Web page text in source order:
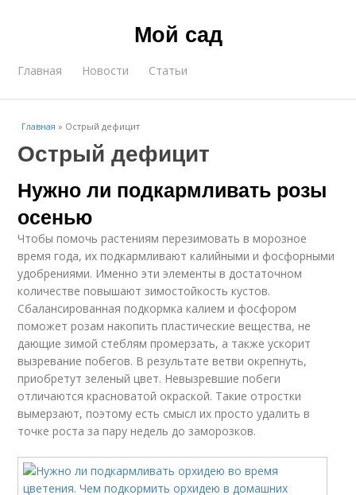
Мой сад
Главная Новости Статьи
Главная » Острый дефицит
Острый дефицит
Нужно ли подкармливать розы
осенью
Чтобы помочь растениям перезимовать в морозное
время года, их подкармливают калийными и фосфорными
удобрениями. Именно эти элементы в достаточном
количестве повышают зимостойкость кустов.
Сбалансированная подкормка калием и фосфором
поможет розам накопить пластические вещества, не
дающие зимой стеблям промерзать, а также ускорит
вызревание побегов. В результате ветви окрепнуть,
приобретут зеленый цвет. Невызревшие побеги
отличаются красноватой окраской. Такие отростки
вымерзают, поэтому есть смысл их просто удалить в
точке роста за пару недель до заморозков.